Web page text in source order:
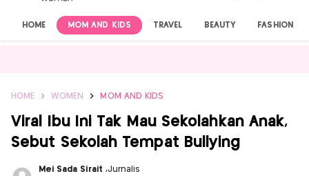
HOME MOM AND KIDS TRAVEL BEAUTY FASHION
HOME WOMEN MOM AND KIDS
Viral Ibu Ini Tak Mau Sekolahkan Anak,
Sebut Sekolah Tempat Bullying
Mei Sada Sirait ,Jurnalis